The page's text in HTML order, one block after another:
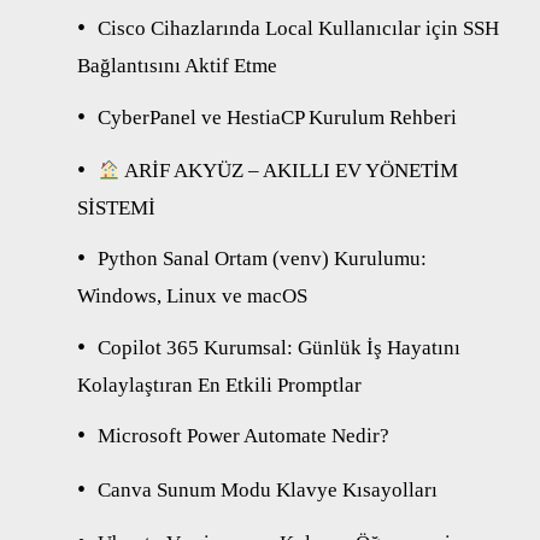
Cisco Cihazlarında Local Kullanıcılar için SSH
Bağlantısını Aktif Etme
CyberPanel ve HestiaCP Kurulum Rehberi
ARİF AKYÜZ – AKILLI EV YÖNETİM
SİSTEMİ
Python Sanal Ortam (venv) Kurulumu:
Windows, Linux ve macOS
Copilot 365 Kurumsal: Günlük İş Hayatını
Kolaylaştıran En Etkili Promptlar
Microsoft Power Automate Nedir?
Canva Sunum Modu Klavye Kısayolları